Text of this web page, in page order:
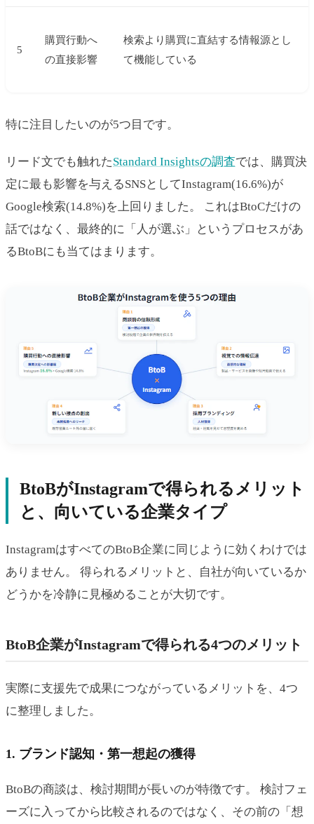
5
購買行動へ
の直接影響
検索より購買に直結する情報源とし
て機能している
特に注目したいのが5つ目です。
リード文でも触れたStandard Insightsの調査では、購買決
定に最も影響を与えるSNSとしてInstagram(16.6%)が
Google検索(14.8%)を上回りました。 これはBtoCだけの
話ではなく、最終的に「人が選ぶ」というプロセスがあ
るBtoBにも当てはまります。
BtoBがInstagramで得られるメリット
と、向いている企業タイプ
InstagramはすべてのBtoB企業に同じように効くわけでは
ありません。 得られるメリットと、自社が向いているか
どうかを冷静に見極めることが大切です。
BtoB企業がInstagramで得られる4つのメリット
実際に支援先で成果につながっているメリットを、4つ
に整理しました。
1. ブランド認知・第一想起の獲得
BtoBの商談は、検討期間が長いのが特徴です。 検討フェ
ーズに入ってから比較されるのではなく、その前の「想